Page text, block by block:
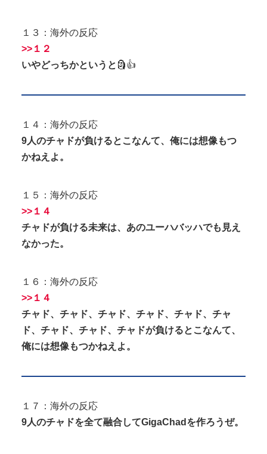
１３：海外の反応
>>１２
いやどっちかというと 🗿👍
１４：海外の反応
9人のチャドが負けるとこなんて、俺には想像もつ
かねえよ。
１５：海外の反応
>>１４
チャドが負ける未来は、あのユーハバッハでも見え
なかった。
１６：海外の反応
>>１４
チャド、 チャド、 チャド、チャド、チャド、チャ
ド、チャド、チャド、チャドが負けるとこなんて、
俺には想像もつかねえよ。
１７：海外の反応
9人のチャドを全て融合してGigaChadを作ろうぜ。